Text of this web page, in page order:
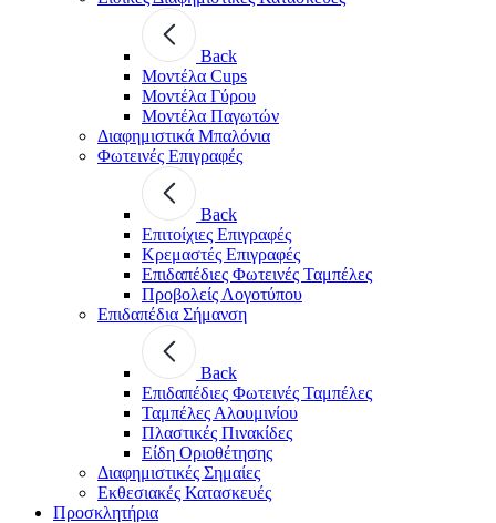
Back
Μοντέλα Cups
Μοντέλα Γύρου
Μοντέλα Παγωτών
Διαφημιστικά Μπαλόνια
Φωτεινές Επιγραφές
Back
Επιτοίχιες Επιγραφές
Κρεμαστές Επιγραφές
Επιδαπέδιες Φωτεινές Ταμπέλες
Προβολείς Λογοτύπου
Επιδαπέδια Σήμανση
Back
Επιδαπέδιες Φωτεινές Ταμπέλες
Ταμπέλες Αλουμινίου
Πλαστικές Πινακίδες
Είδη Οριοθέτησης
Διαφημιστικές Σημαίες
Εκθεσιακές Κατασκευές
Προσκλητήρια